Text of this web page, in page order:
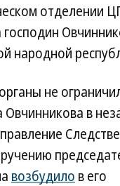
отделении
народной
не
в
возбудило в его